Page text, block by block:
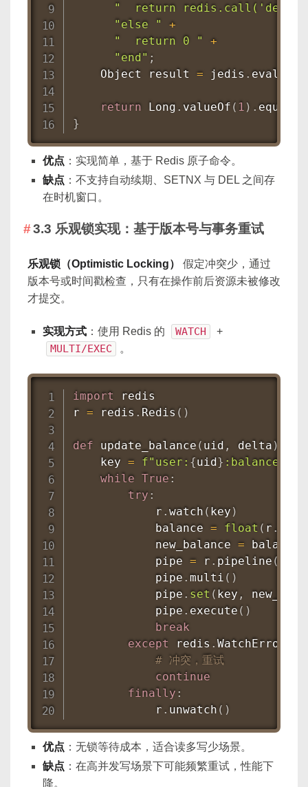
"  return redis.call('del',
"else "
+
"  return 0 "
+
"end" ;
Object result = jedis . eval
return
Long . valueOf ( 1 ) . equals
}
优点 ：实现简单，基于 Redis 原子命令。
缺点 ：不支持自动续期、SETNX 与 DEL 之间存
在时机窗口。
3.3 乐观锁实现：基于版本号与事务重试
乐观锁（Optimistic Locking）
假定冲突少，通过
版本号或时间戳检查，只有在操作前后资源未被修改
才提交。
实现方式 ：使用 Redis 的 WATCH +
MULTI/EXEC 。
import redis
r = redis . Redis ( )
def update_balance ( uid , delta )
    key
= f"user: {uid} :balance"
while True :
try :
            r
. watch ( key )
            balance
= float ( r .
            new_balance
= balance
            pipe
= r . pipeline (
            pipe
. multi ( )
            pipe
. set ( key ,
            pipe
. execute ( )
break
except redis . WatchError
# 冲突，重试
continue
finally :
            r
. unwatch ( )
优点 ：无锁等待成本，适合读多写少场景。
缺点 ：在高并发写场景下可能频繁重试，性能下
降。